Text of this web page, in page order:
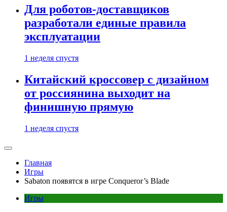
Для роботов-доставщиков
разработали единые правила
эксплуатации
1 неделя спустя
Китайский кроссовер с дизайном
от россиянина выходит на
финишную прямую
1 неделя спустя
Главная
Игры
Sabaton появятся в игре Conqueror’s Blade
Игры